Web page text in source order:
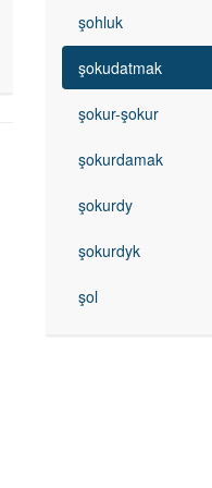
şohluk
şokudatmak
şokur-şokur
şokurdamak
şokurdy
şokurdyk
şol